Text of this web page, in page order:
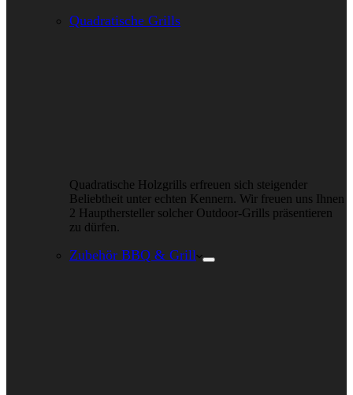
Quadratische Grills
Quadratische Holzgrills erfreuen sich steigender
Beliebtheit unter echten Kennern. Wir freuen uns Ihnen
2 Haupthersteller solcher Outdoor-Grills präsentieren
zu dürfen.
Zubehör BBQ & Grill